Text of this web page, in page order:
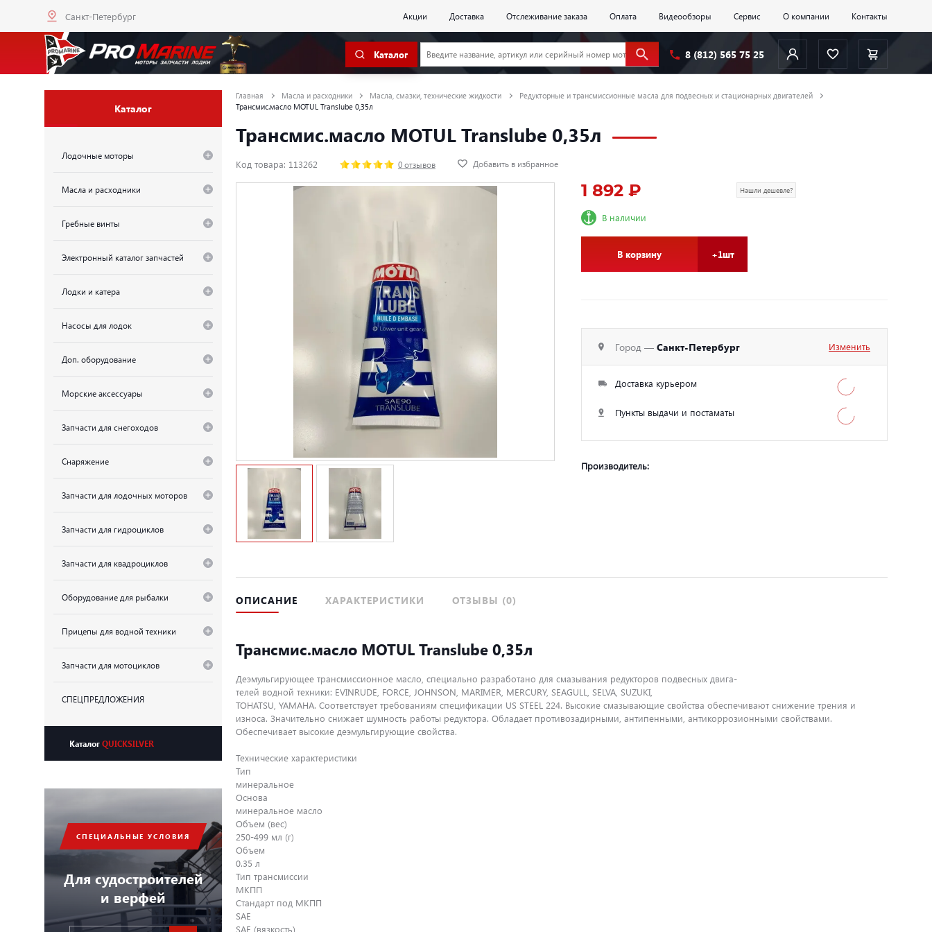
Санкт-Петербург Акции Доставка Отслеживание заказа Оплата Видеообзоры Сервис О компании Контакты
Каталог 8 (812) 565 75 25
Каталог
Лодочные моторы
Масла и расходники
Гребные винты
Электронный каталог запчастей
Лодки и катера
Насосы для лодок
Доп. оборудование
Морские аксессуары
Запчасти для снегоходов
Снаряжение
Запчасти для лодочных моторов
Запчасти для гидроциклов
Запчасти для квадроциклов
Оборудование для рыбалки
Прицепы для водной техники
Запчасти для мотоциклов
СПЕЦПРЕДЛОЖЕНИЯ
КаталогQUICKSILVER
СПЕЦИАЛЬНЫЕ УСЛОВИЯ
Для судостроителей
и верфей
Главная Масла и расходники Масла, смазки, технические жидкости
Редукторные и трансмиссионные масла для подвесных и стационарных двигателей
Трансмис.масло MOTUL Translube 0,35л
Трансмис.масло MOTUL Translube 0,35л
Код товара: 113262 0 отзывов Добавить в избранное
1 892 ₽ Нашли дешевле?
В наличии
В корзину +1шт
Город —Санкт-Петербург Изменить
Доставка курьером
Пункты выдачи и постаматы
Производитель:
ОПИСАНИЕ ХАРАКТЕРИСТИКИ ОТЗЫВЫ (0)
Трансмис.масло MOTUL Translube 0,35л
Деэмульгирующее трансмиссионное масло, специально разработано для смазывания редукторов подвесных двига-
телей водной техники: EVINRUDE, FORCE, JOHNSON, MARIMER, MERCURY, SEAGULL, SELVA, SUZUKI,
TOHATSU, YAMAHA. Соответствует требованиям спецификации US STEEL 224. Высокие смазывающие свойства обеспечивают снижение трения и
износа. Значительно снижает шумность работы редуктора. Обладает противозадирными, антипенными, антикоррозионными свойствами.
Обеспечивает высокие деэмульгирующие свойства.
Технические характеристики
Тип
минеральное
Основа
минеральное масло
Объем (вес)
250-499 мл (г)
Объем
0.35 л
Тип трансмиссии
МКПП
Стандарт под МКПП
SAE
SAE (вязкость)